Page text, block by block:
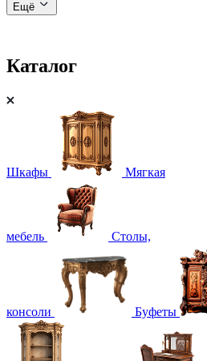
Ещё
Каталог
Шкафы Мягкая
мебель Столы,
консоли Буфеты